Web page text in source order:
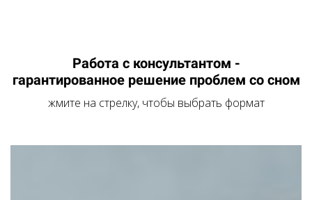
Работа с консультантом -
гарантированное решение проблем со сном
жмите на стрелку, чтобы выбрать формат